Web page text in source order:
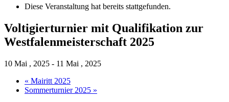
Diese Veranstaltung hat bereits stattgefunden.
Voltigierturnier mit Qualifikation zur
Westfalenmeisterschaft 2025
10 Mai , 2025 - 11 Mai , 2025
« Mairitt 2025
Sommerturnier 2025 »